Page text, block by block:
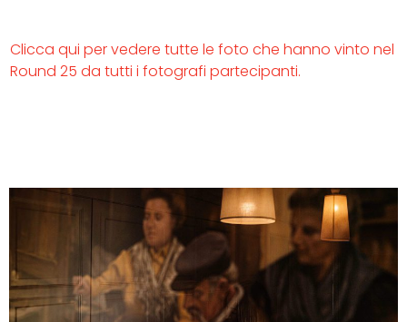
Clicca qui per vedere tutte le foto che hanno vinto nel
Round 25 da tutti i fotografi partecipanti.